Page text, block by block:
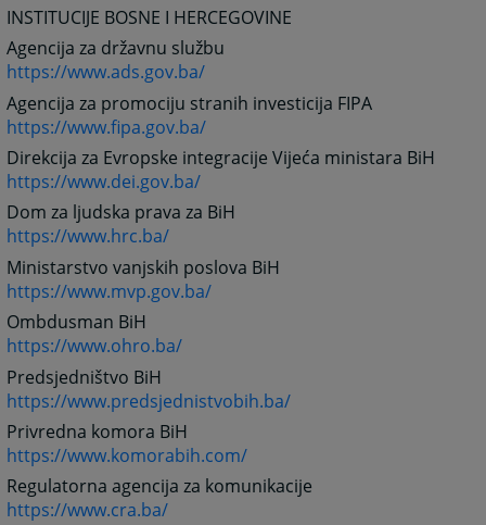
INSTITUCIJE BOSNE I HERCEGOVINE
Agencija za državnu službu
https://www.ads.gov.ba/
Agencija za promociju stranih investicija FIPA
https://www.fipa.gov.ba/
Direkcija za Evropske integracije Vijeća ministara BiH
https://www.dei.gov.ba/
Dom za ljudska prava za BiH
https://www.hrc.ba/
Ministarstvo vanjskih poslova BiH
https://www.mvp.gov.ba/
Ombdusman BiH
https://www.ohro.ba/
Predsjedništvo BiH
https://www.predsjednistvobih.ba/
Privredna komora BiH
https://www.komorabih.com/
Regulatorna agencija za komunikacije
https://www.cra.ba/